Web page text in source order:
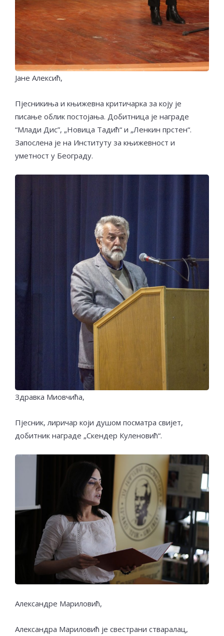
Јане Алексић,
Пјесникиња и књижевна критичарка за коју је
писање облик постојања. Добитница је награде
“Млади Дис”, „Новица Тадић“ и „Ленкин прстен“.
Запослена је на Институту за књижевност и
уметност у Београду.
Здравка Миовчића,
Пјесник, лиричар који душом посматра свијет,
добитник награде „Скендер Куленовић“.
Александре Мариловић,
Александра Мариловић је свестрани стваралац,